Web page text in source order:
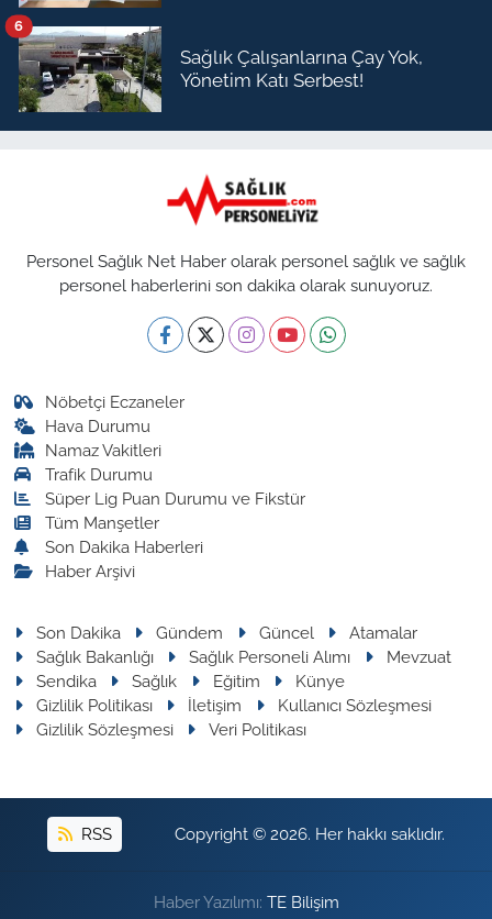
Sağlık Çalışanlarına Çay Yok,
Yönetim Katı Serbest!
6
Personel Sağlık Net Haber olarak personel sağlık ve sağlık
personel haberlerini son dakika olarak sunuyoruz.
Nöbetçi Eczaneler
Hava Durumu
Namaz Vakitleri
Trafik Durumu
Süper Lig Puan Durumu ve Fikstür
Tüm Manşetler
Son Dakika Haberleri
Haber Arşivi
Son Dakika Gündem Güncel
Atamalar
Sağlık Bakanlığı
Sağlık Personeli Alımı
Mevzuat
Sendika
Sağlık Eğitim
Künye
Gizlilik Politikası
İletişim
Kullanıcı Sözleşmesi
Gizlilik Sözleşmesi
Veri Politikası
RSS Copyright © 2026. Her hakkı saklıdır.
Haber Yazılımı: TE Bilişim